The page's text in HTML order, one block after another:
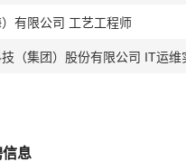
有限公司 工艺工程师
（集团）股份有限公司 IT运维
信息